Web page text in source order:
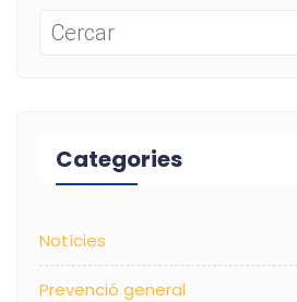
Categories
Notícies
Prevenció general